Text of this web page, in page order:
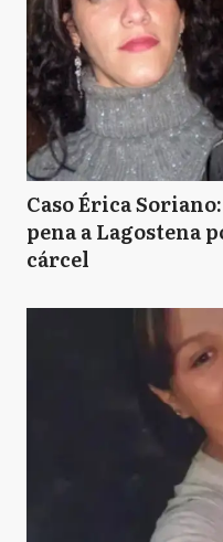
Caso Érica
pena a Lagostena
cárcel